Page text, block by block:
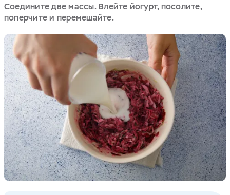
Соедините две массы. Влейте йогурт, посолите,
поперчите и перемешайте.